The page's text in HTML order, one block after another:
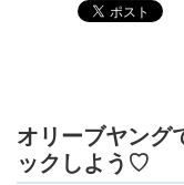
オリーブヤング
ックしよう♡